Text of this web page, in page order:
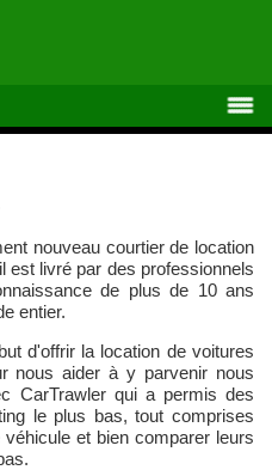
nouveau courtier de location
est livré par des professionnels
de plus de 10 ans
entier.
d'offrir la location de voitures
nous aider à y parvenir nous
CarTrawler qui a permis des
le plus bas, tout comprises
et bien comparer leurs